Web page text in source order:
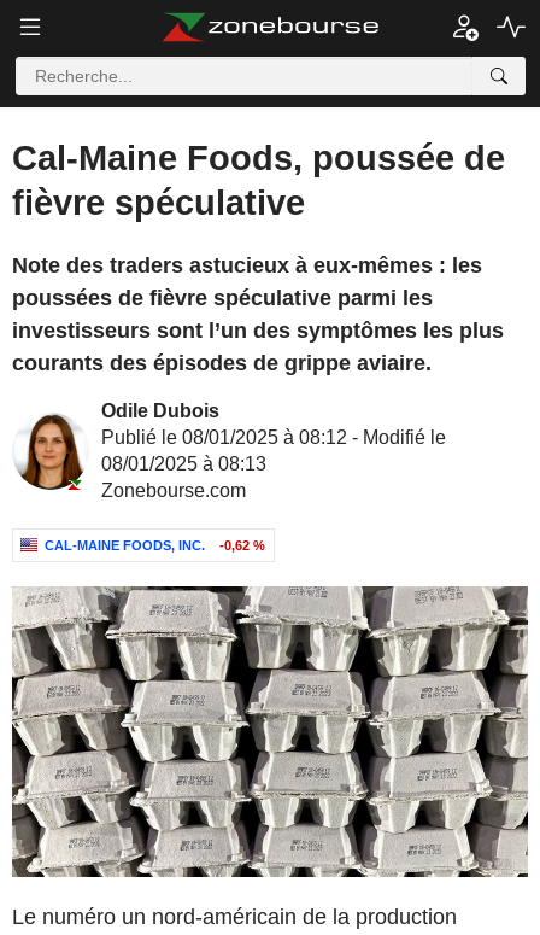
Cal-Maine Foods, poussée de
fièvre spéculative
Note des traders astucieux à eux-mêmes : les
poussées de fièvre spéculative parmi les
investisseurs sont l’un des symptômes les plus
courants des épisodes de grippe aviaire.
Odile Dubois
Publié le 08/01/2025 à 08:12 - Modifié le
08/01/2025 à 08:13
Zonebourse.com
CAL-MAINE FOODS, INC. -0,62 %
Le numéro un nord-américain de la production